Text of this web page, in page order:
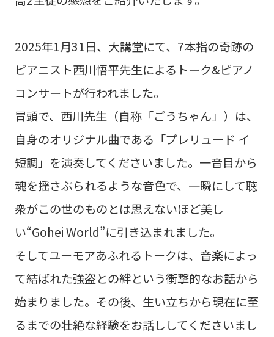
2025年1月31日、大講堂にて、7本指の奇跡の
ピアニスト西川悟平先生によるトーク&ピアノ
コンサートが行われました。
冒頭で、西川先生（自称「ごうちゃん」）は、
自身のオリジナル曲である「プレリュード イ
短調」を演奏してくださいました。一音目から
魂を揺さぶられるような音色で、一瞬にして聴
衆がこの世のものとは思えないほど美し
い“Gohei World”に引き込まれました。
そしてユーモアあふれるトークは、音楽によっ
て結ばれた強盗との絆という衝撃的なお話から
始まりました。その後、生い立ちから現在に至
るまでの壮絶な経験をお話ししてくださいまし